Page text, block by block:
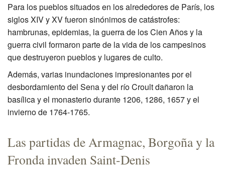
Restauración
Excavación
CMN
Para los pueblos situados en los alrededores de París, los
siglos XIV y XV fueron sinónimos de catástrofes:
hambrunas, epidemias, la guerra de los Cien Años y la
guerra civil formaron parte de la vida de los campesinos
que destruyeron pueblos y lugares de culto.
Además, varias inundaciones impresionantes por el
desbordamiento del Sena y del río Croult dañaron la
basílica y el monasterio durante 1206, 1286, 1657 y el
invierno de 1764-1765.
Las partidas de Armagnac, Borgoña y la
Fronda invaden Saint-Denis